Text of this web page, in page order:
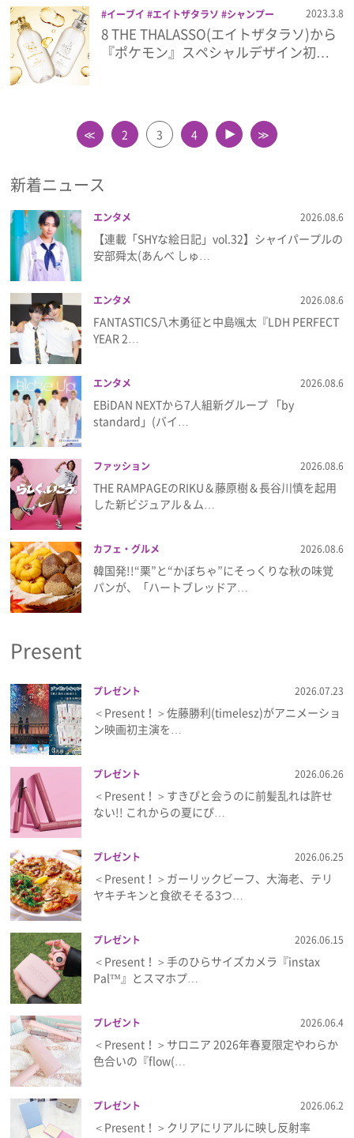
イーブイ エイトザタラソ
シャンプー
トリートメント
ピカチュウ
ヘアオイ
ル ヘアケア ポケモン ポッチャマ
2023.3.8
8 THE THALASSO(エイトザタラソ)から
『ポケモン』スペシャルデザイン初…
≪ 2 3 4 ▲ ≫
新着ニュース
エンタメ 2026.08.6
【連載「SHYな絵日記」vol.32】シャイパープルの
安部舜太(あんべ しゅ…
エンタメ 2026.08.6
FANTASTICS八木勇征と中島颯太『LDH PERFECT
YEAR 2…
エンタメ 2026.08.6
EBiDAN NEXTから7⼈組新グループ 「by
standard」(バイ…
ファッション 2026.08.6
THE RAMPAGEのRIKU＆藤原樹＆長谷川慎を起用
した新ビジュアル＆ム…
カフェ・グルメ 2026.08.6
韓国発!!“栗”と“かぼちゃ”にそっくりな秋の味覚
パンが、「ハートブレッドア…
Present
プレゼント 2026.07.23
＜Present！＞佐藤勝利(timelesz)がアニメーショ
ン映画初主演を…
プレゼント 2026.06.26
＜Present！＞すきぴと会うのに前髪乱れは許せ
ない!! これからの夏にぴ…
プレゼント 2026.06.25
＜Present！＞ガーリックビーフ、大海老、テリ
ヤキチキンと食欲そそる3つ…
プレゼント 2026.06.15
＜Present！＞手のひらサイズカメラ『instax
Pal™』とスマホプ…
プレゼント 2026.06.4
＜Present！＞サロニア 2026年春夏限定やわらか
色合いの『flow(…
プレゼント 2026.06.2
＜Present！＞クリアにリアルに映し反射率